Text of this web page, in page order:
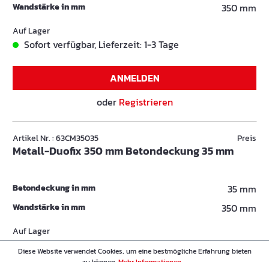
Wandstärke in mm 350 mm
Auf Lager
Sofort verfügbar, Lieferzeit: 1-3 Tage
ANMELDEN
oder Registrieren
Artikel Nr. : 63CM35035
Metall-Duofix 350 mm Betondeckung 35 mm
Preis
Betondeckung in mm 35 mm
Wandstärke in mm 350 mm
Auf Lager
Verfügbar auf Anfrage
Diese Website verwendet Cookies, um eine bestmögliche Erfahrung bieten